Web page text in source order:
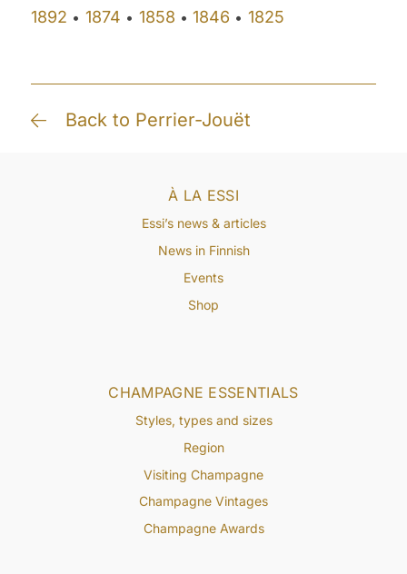
1892 • 1874 • 1858 • 1846 • 1825
Back to Perrier-Jouët
CHAMPAGNE ESSENTIALS
Styles, types and sizes
Region
Visiting Champagne
Champagne Vintages
Champagne Awards
À LA ESSI
Essi’s news & articles
News in Finnish
Events
Shop